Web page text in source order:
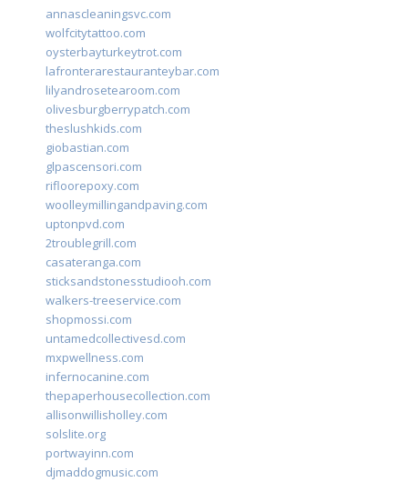
annascleaningsvc.com
wolfcitytattoo.com
oysterbayturkeytrot.com
lafronterarestauranteybar.com
lilyandrosetearoom.com
olivesburgberrypatch.com
theslushkids.com
giobastian.com
glpascensori.com
rifloorepoxy.com
woolleymillingandpaving.com
uptonpvd.com
2troublegrill.com
casateranga.com
sticksandstonesstudiooh.com
walkers-treeservice.com
shopmossi.com
untamedcollectivesd.com
mxpwellness.com
infernocanine.com
thepaperhousecollection.com
allisonwillisholley.com
solslite.org
portwayinn.com
djmaddogmusic.com